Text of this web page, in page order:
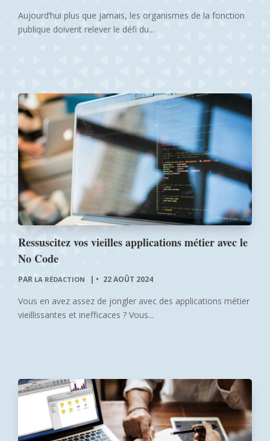
Aujourd’hui plus que jamais, les organismes de la fonction
publique doivent relever le défi du...
Ressuscitez vos vieilles applications métier avec le
No Code
PAR LA RÉDACTION | 22 AOÛT 2024
Vous en avez assez de jongler avec des applications métier
vieillissantes et inefficaces ? Vous...